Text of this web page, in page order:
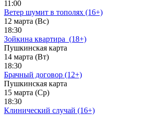
11:00
Ветер шумит в тополях (16+)
12 марта (Вс)
18:30
Зойкина квартира_(18+)
Пушкинская карта
14 марта (Вт)
18:30
Брачный договор (12+)
Пушкинская карта
15 марта (Ср)
18:30
Клинический случай (16+)